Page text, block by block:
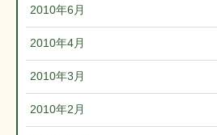
2010年6月
2010年4月
2010年3月
2010年2月